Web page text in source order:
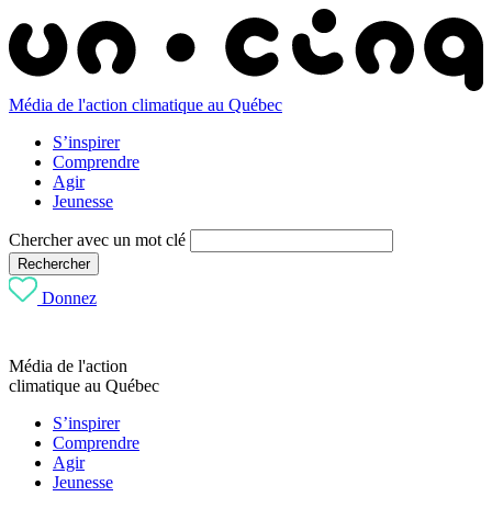
Média de l'action climatique au Québec
S’inspirer
Comprendre
Agir
Jeunesse
Chercher avec un mot clé
Rechercher
Donnez
Média de l'action
climatique au Québec
S’inspirer
Comprendre
Agir
Jeunesse